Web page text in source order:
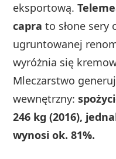
eksportową.
capra to słone sery
ugruntowanej
wyróżnia się
Mleczarstwo
wewnętrzny:
246 kg (2016),
wynosi ok. 81%.